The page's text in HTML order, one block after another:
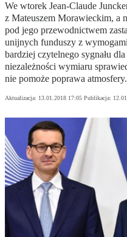
We wtorek Jean-Claude
z Mateuszem Morawieckim, a
pod jego przewodnictwem
unijnych funduszy z
bardziej czytelnego sygnału
niezależności wymiaru
nie pomoże poprawa atmosfery.
Aktualizacja: 13.01.2018 17:05 Publikacja: